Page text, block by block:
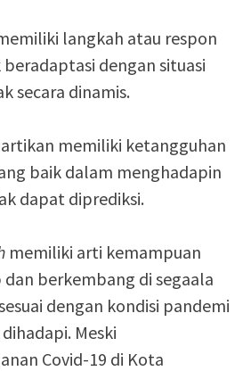
langkah atau respon
dengan situasi
secara dinamis.
memiliki ketangguhan
baik dalam menghadapin
dapat diprediksi.
memiliki arti kemampuan
berkembang di segaala
dengan kondisi pandemi
Meski
Covid-19 di Kota